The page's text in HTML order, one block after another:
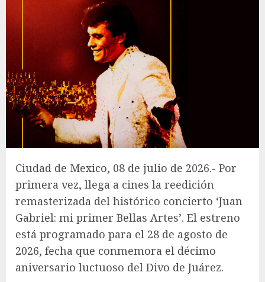
Ciudad de Mexico, 08 de julio de 2026.- Por
primera vez, llega a cines la reedición
remasterizada del histórico concierto ‘Juan
Gabriel: mi primer Bellas Artes’. El estreno
está programado para el 28 de agosto de
2026, fecha que conmemora el décimo
aniversario luctuoso del Divo de Juárez.